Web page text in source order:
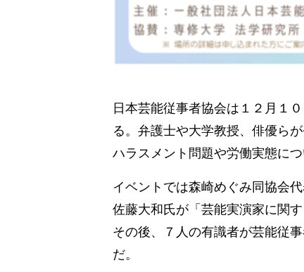
日本芸能従事者協会は１２月１
る。弁護士や大学教授、俳優ら
ハラスメント問題や労働実態につ
イベントでは森崎めぐみ同協会
佐藤大和氏が「芸能実演家に関
その後、７人の有識者が芸能従
だ。